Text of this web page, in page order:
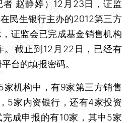
者 赵静婷） 12月23日，证监
民生银行主办的2012第三方
证监会已完成基金销售机构
。截止到12月22日，已经有
台的填报密码。
机构中，有9家第三方销售
5家内资银行，还有4家投资
成申报的有10家，其中5家